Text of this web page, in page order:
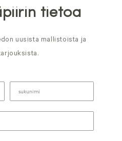
tietoa
uusista mallistoista ja